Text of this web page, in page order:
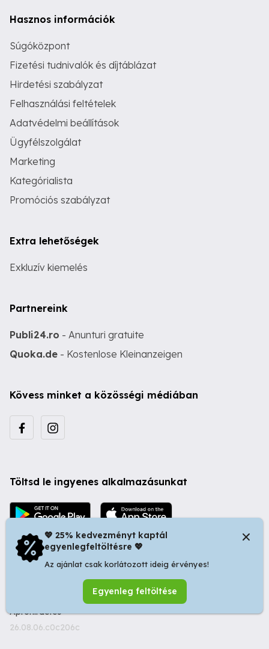
Hasznos információk
Súgóközpont
Fizetési tudnivalók és díjtáblázat
Hirdetési szabályzat
Felhasználási feltételek
Adatvédelmi beállítások
Ügyfélszolgálat
Marketing
Kategórialista
Promóciós szabályzat
Extra lehetőségek
Exkluzív kiemelés
Partnereink
Publi24.ro - Anunturi gratuite
Quoka.de - Kostenlose Kleinanzeigen
Kövess minket a közösségi médiában
Töltsd le ingyenes alkalmazásunkat
© 2026 Startapró S.R.L. | Bulevardul Dacia nr 34, Oradea
410346, Romania | Tax ID: RO44483373 -
Ingyenes
Apróhirdetés
26.08.06.c0c206c
💖 25% kedvezményt kaptál
egyenlegfeltöltésre 💖
Az ajánlat csak korlátozott ideig érvényes!
Egyenleg feltöltése